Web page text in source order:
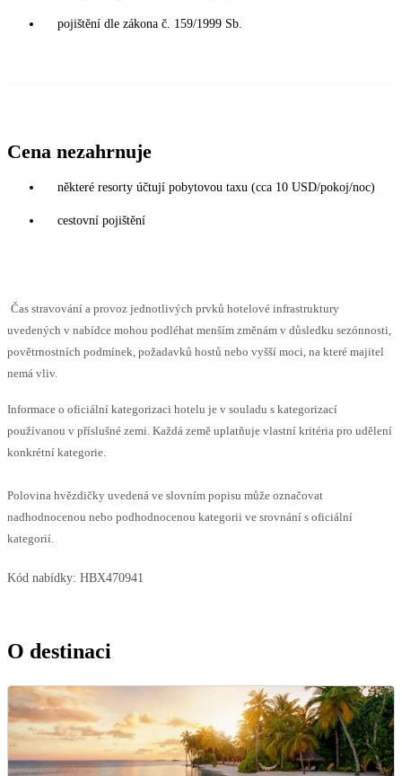
pojištění dle zákona č. 159/1999 Sb.
Cena nezahrnuje
některé resorty účtují pobytovou taxu (cca 10 USD/pokoj/noc)
cestovní pojištění
Čas stravování a provoz jednotlivých prvků hotelové infrastruktury
uvedených v nabídce mohou podléhat menším změnám v důsledku sezónnosti,
povětrnostních podmínek, požadavků hostů nebo vyšší moci, na které majitel
nemá vliv.
Informace o oficiální kategorizaci hotelu je v souladu s kategorizací
používanou v příslušné zemi. Každá země uplatňuje vlastní kritéria pro udělení
konkrétní kategorie.
Polovina hvězdičky uvedená ve slovním popisu může označovat
nadhodnocenou nebo podhodnocenou kategorii ve srovnání s oficiální
kategorií.
Kód nabídky: HBX470941
O destinaci